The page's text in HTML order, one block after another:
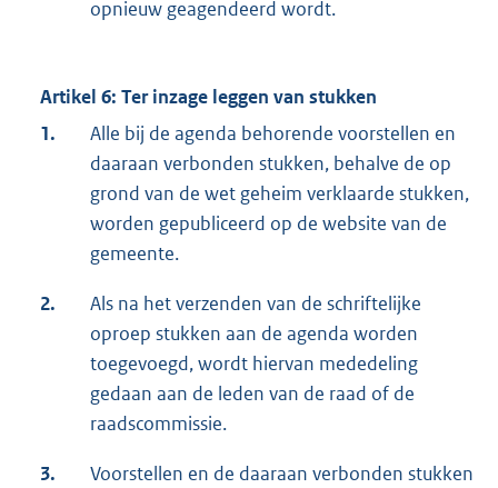
opnieuw geagendeerd wordt.
Artikel 6: Ter inzage leggen van stukken
1.
Alle bij de agenda behorende voorstellen en
daaraan verbonden stukken, behalve de op
grond van de wet geheim verklaarde stukken,
worden gepubliceerd op de website van de
gemeente.
2.
Als na het verzenden van de schriftelijke
oproep stukken aan de agenda worden
toegevoegd, wordt hiervan mededeling
gedaan aan de leden van de raad of de
raadscommissie.
3.
Voorstellen en de daaraan verbonden stukken